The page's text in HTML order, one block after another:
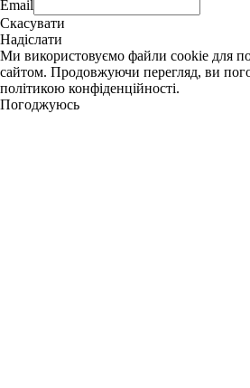
Email
Скасувати
Надіслати
Ми використовуємо файли cookie для
сайтом. Продовжуючи перегляд, ви
політикою конфіденційності.
Погоджуюсь